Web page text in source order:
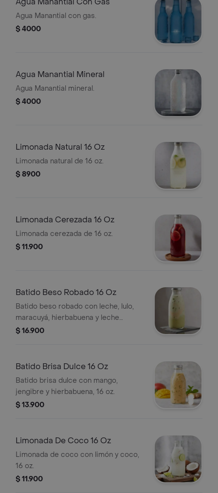
Agua Manantial con gas.
$ 4000
Agua Manantial Mineral
Agua Manantial mineral.
$ 4000
Limonada Natural 16 Oz
Limonada natural de 16 oz.
$ 8900
Limonada Cerezada 16 Oz
Limonada cerezada de 16 oz.
$ 11.900
Batido Beso Robado 16 Oz
Batido beso robado con leche, lulo,
maracuyá, hierbabuena y leche
condensada, 16 oz.
$ 16.900
Batido Brisa Dulce 16 Oz
Batido brisa dulce con mango,
jengibre y hierbabuena, 16 oz.
$ 13.900
Limonada De Coco 16 Oz
Limonada de coco con limón y coco,
16 oz.
$ 11.900